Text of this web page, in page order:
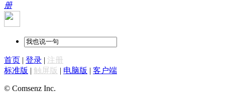
册
首页 | 登录 | 注册
标准版 | 触屏版 | 电脑版 | 客户端
© Comsenz Inc.